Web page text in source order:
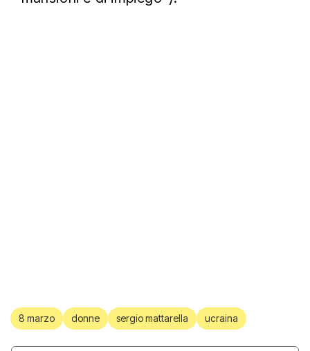
8 marzo donne sergio mattarella ucraina